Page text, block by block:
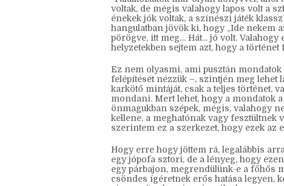
egyenletességén múlik maga a
pusztán attól, hogy valaki szép
Találkoztatok már olyan könyvvel, ahol
voltak, de mégis valahogy lapos volt a
hangulatban jövök ki, hogy „Ide nekem
pörögve, itt meg… Hát... jó volt.
helyzetekben sejtem azt, hogy a történet
Ez nem olyasmi, ami pusztán
felépítését nézzük –, szintjén meg lehet
karkötő mintáját, csak a teljes történet,
önmagukban szépek, mégis, valahogy
kellene, a meghatónak vagy fesztültnek
szerintem ez a szerkezet, hogy ezek az